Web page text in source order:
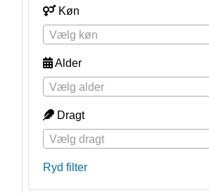
Køn
Vælg køn
Alder
Vælg alder
Dragt
Vælg dragt
Ryd filter